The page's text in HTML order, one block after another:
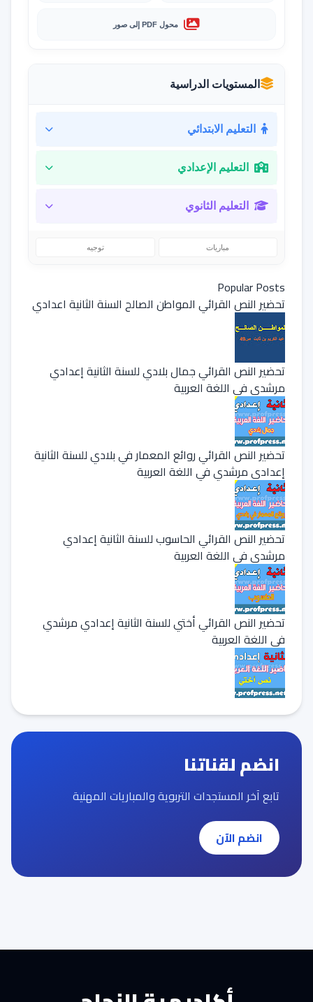
محول PDF إلى صور
المستويات الدراسية
التعليم الابتدائي
التعليم الإعدادي
التعليم الثانوي
مباريات توجيه
Popular Posts
تحضير النص القرائي المواطن الصالح السنة الثانية اعدادي
تحضير النص القرائي جمال بلادي للسنة الثانية إعدادي
مرشدي في اللغة العربية
تحضير النص القرائي روائع المعمار في بلادي للسنة الثانية
إعدادي مرشدي في اللغة العربية
تحضير النص القرائي الحاسوب للسنة الثانية إعدادي
مرشدي في اللغة العربية
تحضير النص القرائي أختي للسنة الثانية إعدادي مرشدي
في اللغة العربية
انضم لقناتنا
تابع آخر المستجدات التربوية والمباريات المهنية
انضم الآن